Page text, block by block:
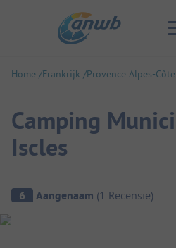
Home Frankrijk Provence Alpes-
Camping
Iscles
Camping overzicht
6 Aangenaam (1 Recensie)